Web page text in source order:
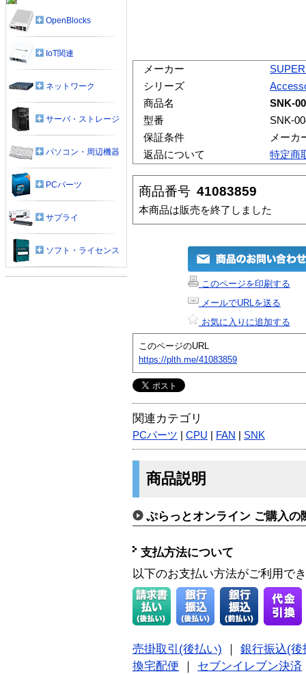
メーカー
シリーズ
商品名
SNK-
型番
SNK-
保証条件
メーカ
返品について
特定商
商品番号 41083859
本商品は販売を終了しました
このページを印刷する
メールでURLを送る
お気に入りに追加する
このページのURL
https://plth.me/41083859
関連カテゴリ
PCパーツ CPU FAN SNK
商品説明
ぷらっとオンライン ご購入の
支払方法について
以下のお支払い方法がご利用で
売掛取引(後払い)
銀行振込(後
換宅配便
セブンイレブン決済
OpenBlocks
IoT関連
ネットワーク
サーバ・ストレージ
パソコン・周辺機器
PCパーツ
サプライ
ソフト・ライセンス